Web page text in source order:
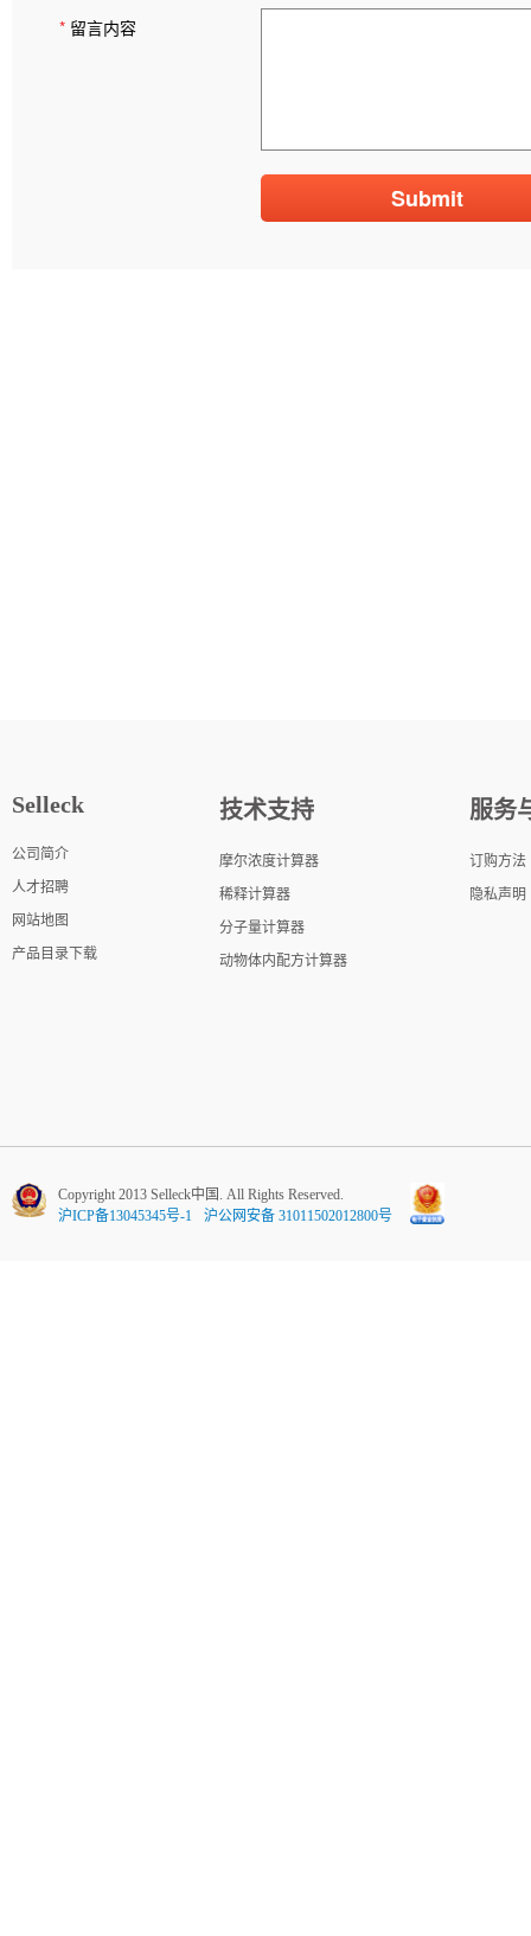
* 留言内容
Selleck
公司简介
人才招聘
网站地图
产品目录下载
技术支持
摩尔浓度计算器
稀释计算器
分子量计算器
动物体内配方计算器
服务
订购方法
隐私声明
Copyright 2013 Selleck中国. All Rights Reserved.
沪ICP备13045345号-1
沪公网安备 31011502012800号